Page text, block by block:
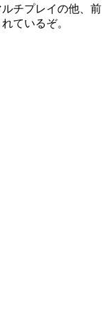
ルチプレイの他、前
ているぞ。